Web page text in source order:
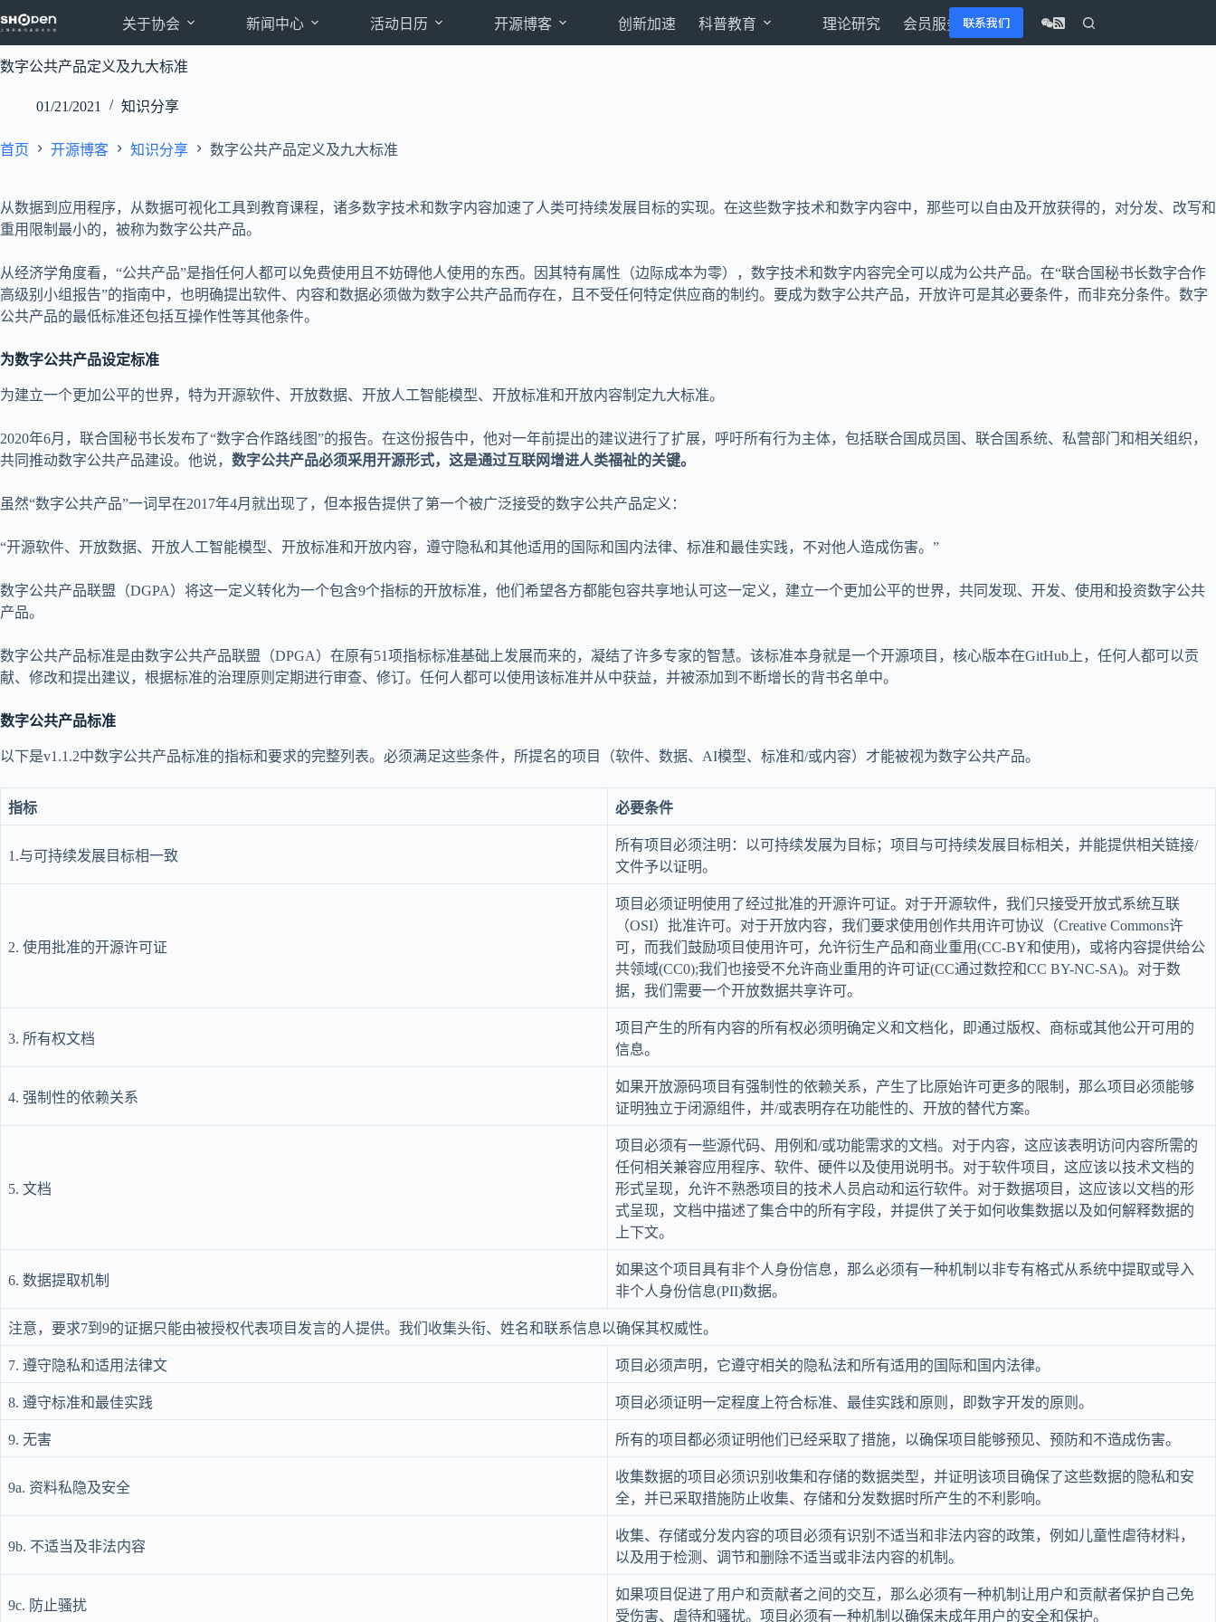
至
容
关于协会 新闻中心 活动日历 开源博客 创新加速 科普教育 理论研究 会员服务 联系我们
数字公共产品定义及九大标准
01/21/2021 知识分享
首页 开源博客 知识分享 数字公共产品定义及九大标准
从数据到应用程序，从数据可视化工具到教育课程，诸多数字技术和数字内容加速了人类可持续发展目标的实现。在这些数字技术和数字内容中，那些可以自由及开放获得的，对分发、改写和
重用限制最小的，被称为数字公共产品。
从经济学角度看，“公共产品”是指任何人都可以免费使用且不妨碍他人使用的东西。因其特有属性（边际成本为零），数字技术和数字内容完全可以成为公共产品。在“联合国秘书长数字合作
高级别小组报告”的指南中，也明确提出软件、内容和数据必须做为数字公共产品而存在，且不受任何特定供应商的制约。要成为数字公共产品，开放许可是其必要条件，而非充分条件。数字
公共产品的最低标准还包括互操作性等其他条件。
为数字公共产品设定标准
为建立一个更加公平的世界，特为开源软件、开放数据、开放人工智能模型、开放标准和开放内容制定九大标准。
2020年6月，联合国秘书长发布了“数字合作路线图”的报告。在这份报告中，他对一年前提出的建议进行了扩展，呼吁所有行为主体，包括联合国成员国、联合国系统、私营部门和相关组织，
共同推动数字公共产品建设。他说， 数字公共产品必须采用开源形式，这是通过互联网增进人类福祉的关键。
虽然“数字公共产品”一词早在2017年4月就出现了，但本报告提供了第一个被广泛接受的数字公共产品定义：
“开源软件、开放数据、开放人工智能模型、开放标准和开放内容，遵守隐私和其他适用的国际和国内法律、标准和最佳实践，不对他人造成伤害。”
数字公共产品联盟（DGPA）将这一定义转化为一个包含9个指标的开放标准，他们希望各方都能包容共享地认可这一定义，建立一个更加公平的世界，共同发现、开发、使用和投资数字公共
产品。
数字公共产品标准是由数字公共产品联盟（DPGA）在原有51项指标标准基础上发展而来的，凝结了许多专家的智慧。该标准本身就是一个开源项目，核心版本在GitHub上，任何人都可以贡
献、修改和提出建议，根据标准的治理原则定期进行审查、修订。任何人都可以使用该标准并从中获益，并被添加到不断增长的背书名单中。
数字公共产品标准
以下是v1.1.2中数字公共产品标准的指标和要求的完整列表。必须满足这些条件，所提名的项目（软件、数据、AI模型、标准和/或内容）才能被视为数字公共产品。
指标 必要条件
1.与可持续发展目标相一致
所有项目必须注明：以可持续发展为目标；项目与可持续发展目标相关，并能提供相关链接/
文件予以证明。
2. 使用批准的开源许可证
项目必须证明使用了经过批准的开源许可证。对于开源软件，我们只接受开放式系统互联
（OSI）批准许可。对于开放内容，我们要求使用创作共用许可协议（Creative Commons许
可，而我们鼓励项目使用许可，允许衍生产品和商业重用(CC-BY和使用)，或将内容提供给公
共领域(CC0);我们也接受不允许商业重用的许可证(CC通过数控和CC BY-NC-SA)。对于数
据，我们需要一个开放数据共享许可。
3. 所有权文档
项目产生的所有内容的所有权必须明确定义和文档化，即通过版权、商标或其他公开可用的
信息。
4. 强制性的依赖关系
如果开放源码项目有强制性的依赖关系，产生了比原始许可更多的限制，那么项目必须能够
证明独立于闭源组件，并/或表明存在功能性的、开放的替代方案。
5. 文档
项目必须有一些源代码、用例和/或功能需求的文档。对于内容，这应该表明访问内容所需的
任何相关兼容应用程序、软件、硬件以及使用说明书。对于软件项目，这应该以技术文档的
形式呈现，允许不熟悉项目的技术人员启动和运行软件。对于数据项目，这应该以文档的形
式呈现，文档中描述了集合中的所有字段，并提供了关于如何收集数据以及如何解释数据的
上下文。
6. 数据提取机制
如果这个项目具有非个人身份信息，那么必须有一种机制以非专有格式从系统中提取或导入
非个人身份信息(PII)数据。
注意，要求7到9的证据只能由被授权代表项目发言的人提供。我们收集头衔、姓名和联系信息以确保其权威性。
7. 遵守隐私和适用法律文 项目必须声明，它遵守相关的隐私法和所有适用的国际和国内法律。
8. 遵守标准和最佳实践 项目必须证明一定程度上符合标准、最佳实践和原则，即数字开发的原则。
9. 无害 所有的项目都必须证明他们已经采取了措施，以确保项目能够预见、预防和不造成伤害。
9a. 资料私隐及安全
收集数据的项目必须识别收集和存储的数据类型，并证明该项目确保了这些数据的隐私和安
全，并已采取措施防止收集、存储和分发数据时所产生的不利影响。
9b. 不适当及非法内容
收集、存储或分发内容的项目必须有识别不适当和非法内容的政策，例如儿童性虐待材料，
以及用于检测、调节和删除不适当或非法内容的机制。
9c. 防止骚扰
如果项目促进了用户和贡献者之间的交互，那么必须有一种机制让用户和贡献者保护自己免
受伤害、虐待和骚扰。项目必须有一种机制以确保未成年用户的安全和保护。